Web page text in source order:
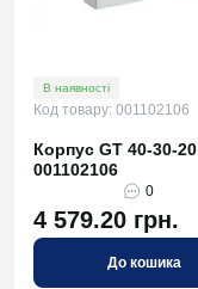
В наявності
Код товару: 001102106
Корпус GT 40-30-20
001102106
0
4 579.20 грн.
До кошика